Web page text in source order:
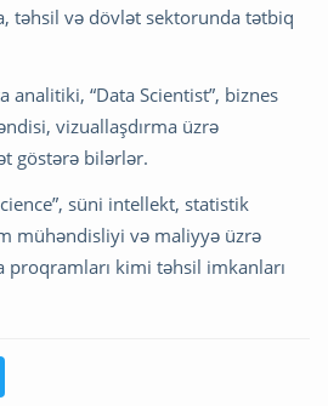
təhsil və dövlət sektorunda tətbiq
analitiki, “Data Scientist”, biznes
vizuallaşdırma üzrə
göstərə bilərlər.
süni intellekt, statistik
mühəndisliyi və maliyyə üzrə
kimi təhsil imkanları